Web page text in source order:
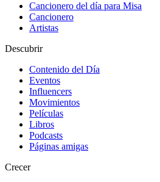
Cancionero del día para Misa
Cancionero
Artistas
Descubrir
Contenido del Día
Eventos
Influencers
Movimientos
Películas
Libros
Podcasts
Páginas amigas
Crecer